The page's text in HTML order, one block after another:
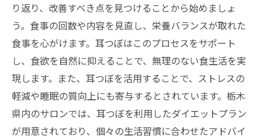
り返り、改善すべき点を見つけることから始めましょ
う。食事の回数や内容を見直し、栄養バランスが取れた
食事を心がけます。耳つぼはこのプロセスをサポート
し、食欲を自然に抑えることで、無理のない食生活を実
現します。また、耳つぼを活用することで、ストレスの
軽減や睡眠の質向上にも寄与するとされています。栃木
県内のサロンでは、耳つぼを利用したダイエットプラン
が用意されており、個々の生活習慣に合わせたアドバイ